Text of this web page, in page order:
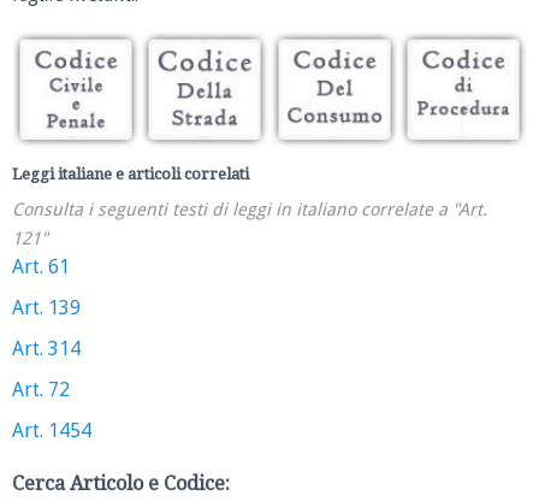
Leggi italiane e articoli correlati
Consulta i seguenti testi di leggi in italiano correlate a "Art.
121"
Art. 61
Art. 139
Art. 314
Art. 72
Art. 1454
Cerca Articolo e Codice: